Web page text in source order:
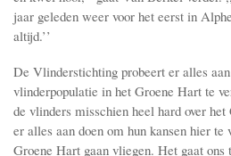
jaar geleden weer voor het eerst in
altijd.’’
De Vlinderstichting probeert er alles
vlinderpopulatie in het Groene Hart te
de vlinders misschien heel hard over
er alles aan doen om hun kansen hier te
Groene Hart gaan vliegen. Het gaat